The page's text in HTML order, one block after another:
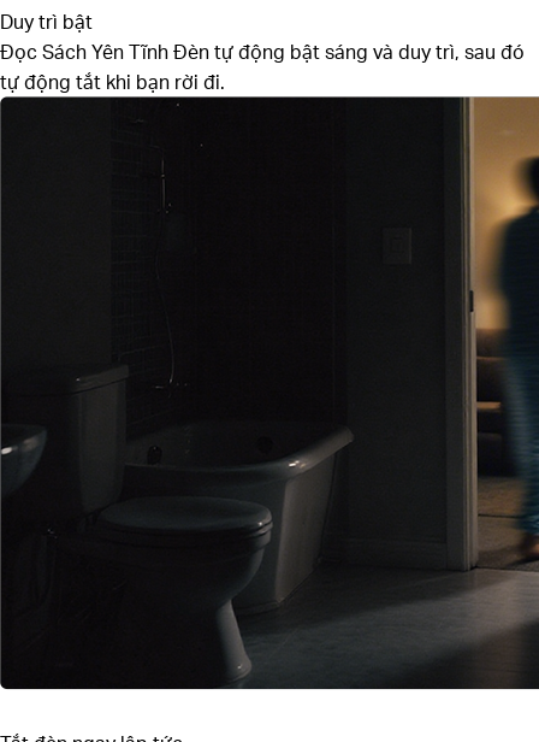
Duy trì bật
Đọc Sách Yên TĩnhĐèn tự động bật sáng và duy trì, sau đó
tự động tắt khi bạn rời đi.